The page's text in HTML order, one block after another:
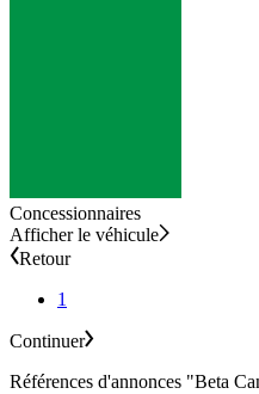
Concessionnaires
Afficher le véhicule
Retour
1
Continuer
Références d'annonces "Beta